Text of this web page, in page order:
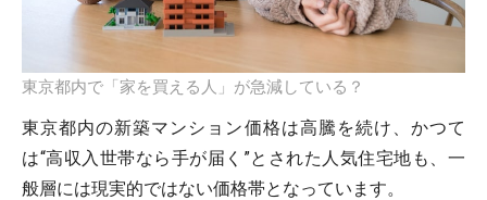
東京都内で「家を買える人」が急減している？
東京都内の新築マンション価格は高騰を続け、かつて
は“高収入世帯なら手が届く”とされた人気住宅地も、一
般層には現実的ではない価格帯となっています。